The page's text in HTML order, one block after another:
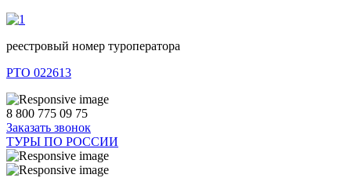
реестровый номер туроператора
РТО 022613
8 800 775 09 75
Заказать звонок
ТУРЫ ПО РОССИИ